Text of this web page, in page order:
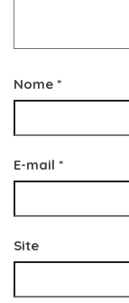
Nome *
E-mail *
Site